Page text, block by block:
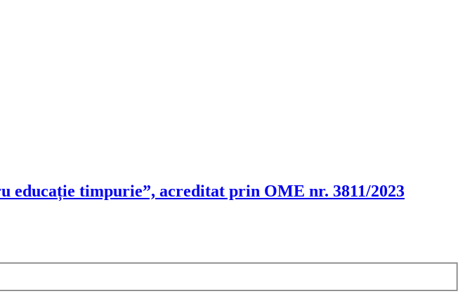
timpurie”, acreditat prin OME nr. 3811/2023